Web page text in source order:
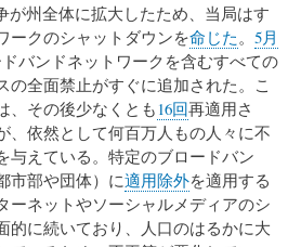
が州全体に拡大したため、当局はす
ークのシャットダウンを命じた 。 5月
バンドネットワークを含むすべての
の全面禁止がすぐに追加された。こ
、その後少なくとも 16回再適用さ
、依然として何百万人もの人々に不
与えている。特定のブロードバン
市部や団体）に適用除外を適用する
ーネットやソーシャルメディアのシ
的に続いており、人口のはるかに大